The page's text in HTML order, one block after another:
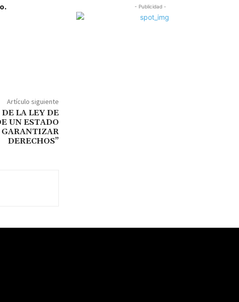
Artículo siguiente
LA LEY DE
UN ESTADO
GARANTIZAR
DERECHOS”
- Publicidad -